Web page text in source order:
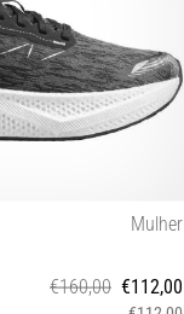
Mulher
€160,00 €112,00